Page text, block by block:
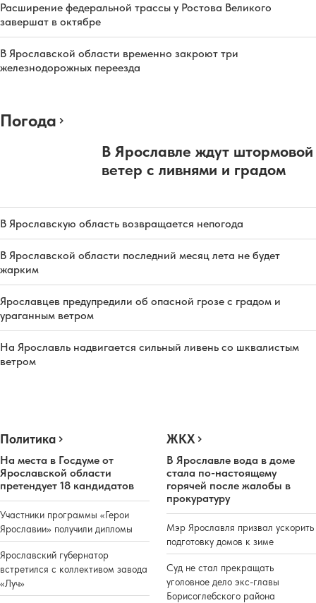
Расширение федеральной трассы у Ростова Великого
завершат в октябре
В Ярославской области временно закроют три
железнодорожных переезда
Погода
В Ярославле ждут штормовой
ветер с ливнями и градом
В Ярославскую область возвращается непогода
В Ярославской области последний месяц лета не будет
жарким
Ярославцев предупредили об опасной грозе с градом и
ураганным ветром
На Ярославль надвигается сильный ливень со шквалистым
ветром
Политика
На места в Госдуме от
Ярославской области
претендует 18 кандидатов
Участники программы «Герои
Ярославии» получили дипломы
Ярославский губернатор
встретился с коллективом завода
«Луч»
ЖКХ
В Ярославле вода в доме
стала по-настоящему
горячей после жалобы в
прокуратуру
Мэр Ярославля призвал ускорить
подготовку домов к зиме
Суд не стал прекращать
уголовное дело экс-главы
Борисоглебского района